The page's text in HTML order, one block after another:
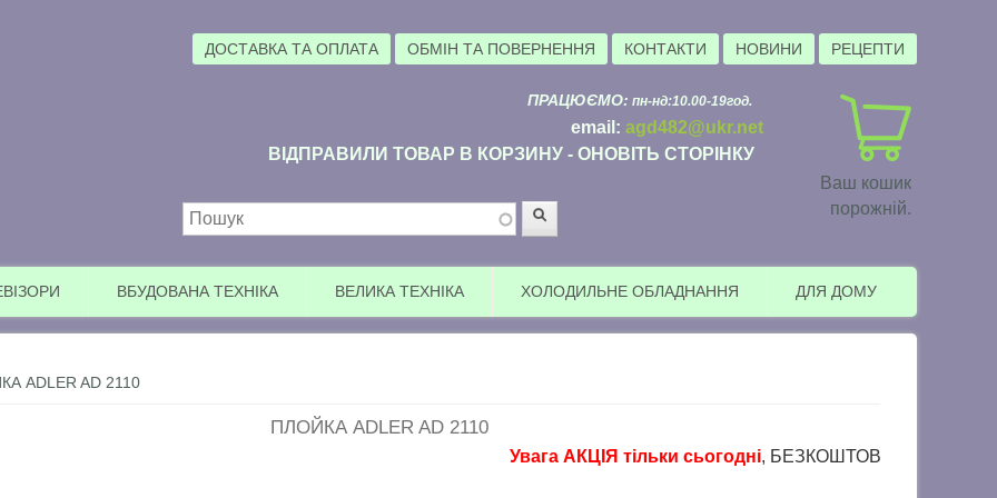
ДОСТАВКА ТА ОПЛАТА ОБМІН ТА ПОВЕРНЕННЯ КОНТАКТИ НОВИНИ РЕЦЕПТИ
Ваш кошик
порожній.
ПРАЦЮЄМО: пн-нд:10.00-19год.
email: agd482@ukr.net
ВІДПРАВИЛИ ТОВАР В КОРЗИНУ - ОНОВІТЬ СТОРІНКУ
Пошукова форма
ВБУДОВАНА ТЕХНІКА ВЕЛИКА ТЕХНІКА ХОЛОДИЛЬНЕ ОБЛАДНАННЯ ДЛЯ ДОМУ
ADLER AD 2110
ПЛОЙКА ADLER AD 2110
Увага АКЦІЯ тільки сьогодні, БЕЗКОШТОВНА доставка в